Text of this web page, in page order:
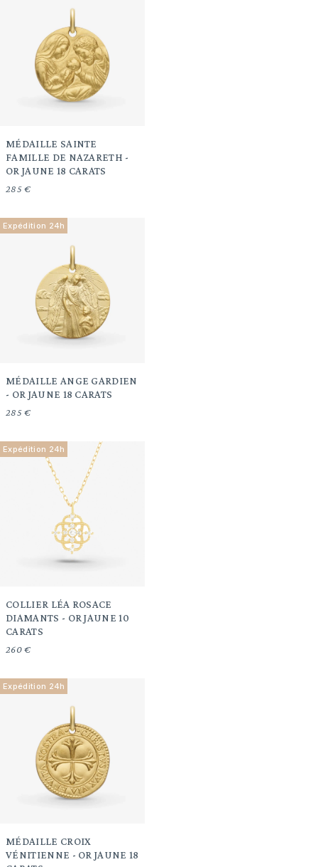
MÉDAILLE SAINTE
FAMILLE DE NAZARETH -
OR JAUNE 18 CARATS
285 €
Expédition 24h
MÉDAILLE ANGE GARDIEN
- OR JAUNE 18 CARATS
285 €
Expédition 24h
COLLIER LÉA ROSACE
DIAMANTS - OR JAUNE 10
CARATS
260 €
Expédition 24h
MÉDAILLE CROIX
VÉNITIENNE - OR JAUNE 18